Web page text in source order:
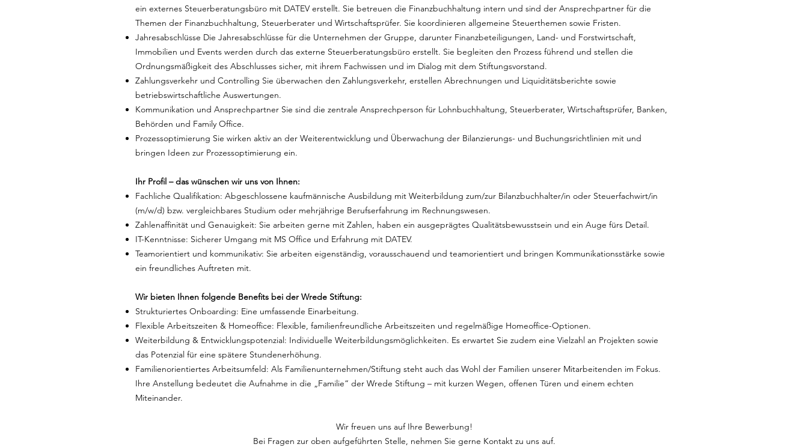
ein externes Steuerberatungsbüro mit DATEV erstellt. Sie betreuen die Finanzbuchhaltung intern und sind der Ansprechpartner für die
Themen der Finanzbuchhaltung, Steuerberater und Wirtschaftsprüfer. Sie koordinieren allgemeine Steuerthemen sowie Fristen.
Jahresabschlüsse Die Jahresabschlüsse für die Unternehmen der Gruppe, darunter Finanzbeteiligungen, Land- und Forstwirtschaft,
Immobilien und Events werden durch das externe Steuerberatungsbüro erstellt. Sie begleiten den Prozess führend und stellen die
Ordnungsmäßigkeit des Abschlusses sicher, mit ihrem Fachwissen und im Dialog mit dem Stiftungsvorstand.
Zahlungsverkehr und Controlling Sie überwachen den Zahlungsverkehr, erstellen Abrechnungen und Liquiditätsberichte sowie
betriebswirtschaftliche Auswertungen.
Kommunikation und Ansprechpartner Sie sind die zentrale Ansprechperson für Lohnbuchhaltung, Steuerberater, Wirtschaftsprüfer, Banken,
Behörden und Family Office.
Prozessoptimierung Sie wirken aktiv an der Weiterentwicklung und Überwachung der Bilanzierungs- und Buchungsrichtlinien mit und
bringen Ideen zur Prozessoptimierung ein.
Ihr Profil – das wünschen wir uns von Ihnen:
Fachliche Qualifikation: Abgeschlossene kaufmännische Ausbildung mit Weiterbildung zum/zur Bilanzbuchhalter/in oder Steuerfachwirt/in
(m/w/d) bzw. vergleichbares Studium oder mehrjährige Berufserfahrung im Rechnungswesen.
Zahlenaffinität und Genauigkeit: Sie arbeiten gerne mit Zahlen, haben ein ausgeprägtes Qualitätsbewusstsein und ein Auge fürs Detail.
IT-Kenntnisse: Sicherer Umgang mit MS Office und Erfahrung mit DATEV.
Teamorientiert und kommunikativ: Sie arbeiten eigenständig, vorausschauend und teamorientiert und bringen Kommunikationsstärke sowie
ein freundliches Auftreten mit.
Wir bieten Ihnen folgende Benefits bei der Wrede Stiftung:
Strukturiertes Onboarding: Eine umfassende Einarbeitung.
Flexible Arbeitszeiten & Homeoffice: Flexible, familienfreundliche Arbeitszeiten und regelmäßige Homeoffice-Optionen.
Weiterbildung & Entwicklungspotenzial: Individuelle Weiterbildungsmöglichkeiten. Es erwartet Sie zudem eine Vielzahl an Projekten sowie
das Potenzial für eine spätere Stundenerhöhung.
Familienorientiertes Arbeitsumfeld: Als Familienunternehmen/Stiftung steht auch das Wohl der Familien unserer Mitarbeitenden im Fokus.
Ihre Anstellung bedeutet die Aufnahme in die „Familie“ der Wrede Stiftung – mit kurzen Wegen, offenen Türen und einem echten
Miteinander.
Wir freuen uns auf Ihre Bewerbung!
Bei Fragen zur oben aufgeführten Stelle, nehmen Sie gerne Kontakt zu uns auf.